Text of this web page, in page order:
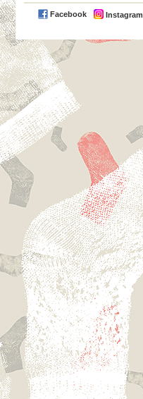
Facebook Instagram